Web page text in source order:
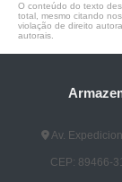
O conteúdo do texto
total, mesmo citando
violação de direito
autorais
Av.
CEP: 89466-